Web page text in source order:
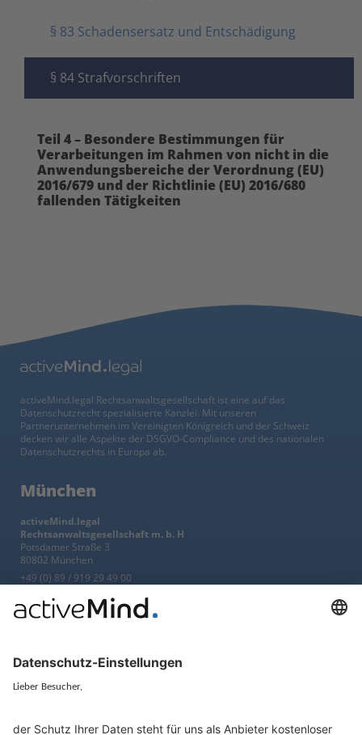
§ 83 Schadensersatz und Entschädigung
§ 84 Strafvorschriften
Teil 4 – Besondere Bestimmungen für
Verarbeitungen im Rahmen von nicht in die
Anwendungsbereiche der Verordnung (EU)
2016/679 und der Richtlinie (EU) 2016/680
fallenden Tätigkeiten
activeMind.legal Rechtsanwaltsgesellschaft ist eine auf das
Datenschutzrecht spezialisierte Kanzlei. Mit unseren
Partnerunternehmen im Vereinigten Königreich und der Schweiz
decken wir alle Aspekte der DSGVO-Compliance und des nationalen
Datenschutzrechts in Europa ab.
München
activeMind.legal
Rechtsanwaltsgesellschaft m. b. H
Potsdamer Straße 3
80802 München
+49 (0) 89 / 919 29 49 00
Berlin
Kurfürstendamm 56
+49 (0) 30 / 770 19 10 70